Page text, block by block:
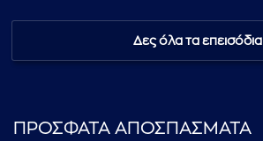
Δες όλα τα επεισόδια
ΠΡΟΣΦΑΤΑ ΑΠΟΣΠΑΣΜΑΤΑ